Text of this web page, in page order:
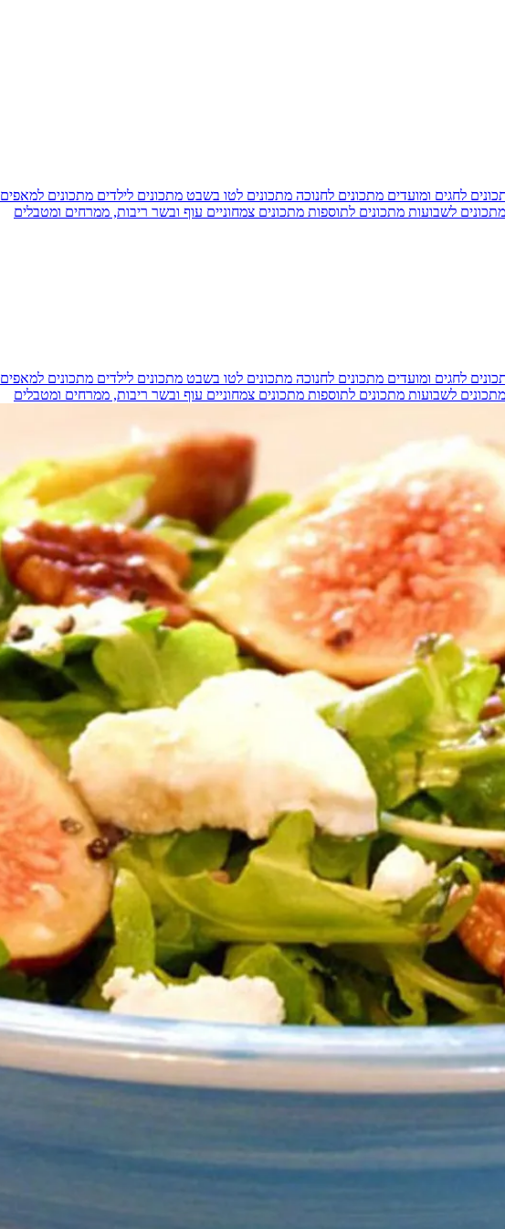
לחגים ומועדים מתכונים לחנוכה מתכונים לטו בשבט מתכונים לילדים מתכונים למאפים
מתכונים לשבועות מתכונים לתוספות מתכונים צמחוניים עוף ובשר ריבות, ממרחים ומטבלים
לחגים ומועדים מתכונים לחנוכה מתכונים לטו בשבט מתכונים לילדים מתכונים למאפים
מתכונים לשבועות מתכונים לתוספות מתכונים צמחוניים עוף ובשר ריבות, ממרחים ומטבלים